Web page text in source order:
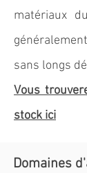
matériaux
sans longs
Vous
stock ici
Domaines